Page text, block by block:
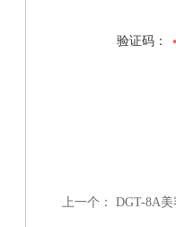
验证码：
上一个： DGT-8A